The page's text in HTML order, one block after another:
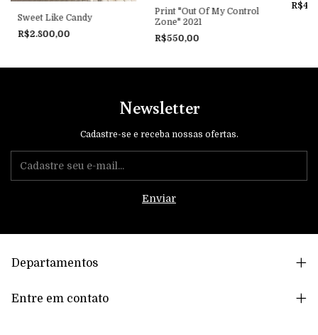
Sweet Like Candy
R$2.800,00
Print "Out Of My Control
Zone" 2021
R$550,00
Newsletter
Cadastre-se e receba nossas ofertas.
Departamentos
Entre em contato